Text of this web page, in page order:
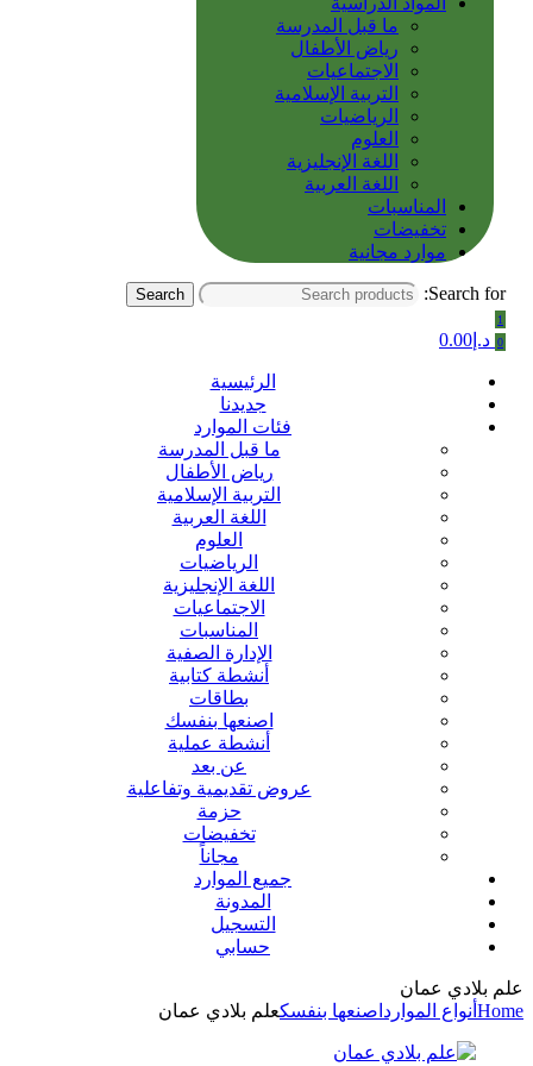
ما قبل المدرسة
رياض الأطفال
الاجتماعيات
التربية الإسلامية
الرياضيات
العلوم
اللغة الإنجليزية
اللغة العربية
المناسبات
تخفيضات
موارد مجانية
Search for:
Search
1
0 د.إ 0.00
الرئيسية
جديدنا
فئات الموارد
ما قبل المدرسة
رياض الأطفال
التربية الإسلامية
اللغة العربية
العلوم
الرياضيات
اللغة الإنجليزية
الاجتماعيات
المناسبات
الإدارة الصفية
أنشطة كتابية
بطاقات
اصنعها بنفسك
أنشطة عملية
عن بعد
عروض تقديمية وتفاعلية
حزمة
تخفيضات
مجاناً
جميع الموارد
المدونة
التسجيل
حسابي
علم بلادي عمان
Home أنواع الموارد اصنعها بنفسكعلم بلادي عمان